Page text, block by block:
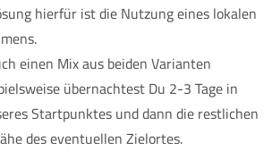
hierfür ist die Nutzung eines lokalen
einen Mix aus beiden Varianten
übernachtest Du 2-3 Tage in
Startpunktes und dann die restlichen
des eventuellen Zielortes.